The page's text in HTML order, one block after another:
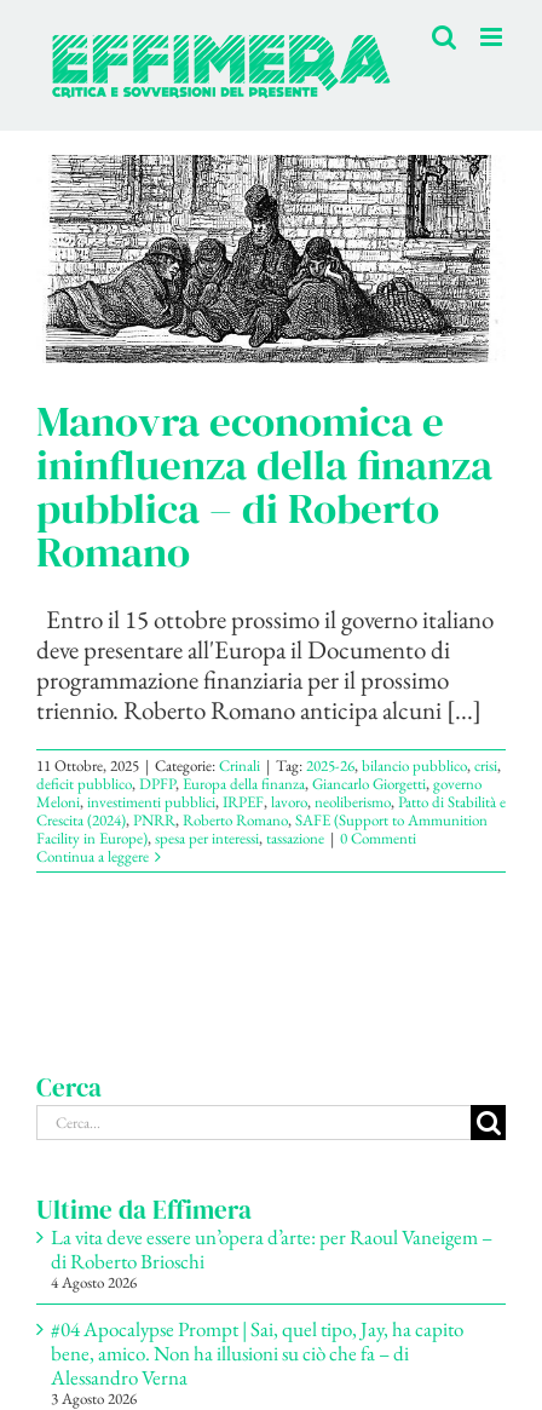
contenuto
Manovra economica e
ininfluenza della finanza
pubblica – di Roberto
Romano
Entro il 15 ottobre prossimo il governo italiano
deve presentare all'Europa il Documento di
programmazione finanziaria per il prossimo
triennio. Roberto Romano anticipa alcuni [...]
11 Ottobre, 2025 | Categorie:Crinali | Tag:2025-26,bilancio pubblico,crisi,
deficit pubblico,DPFP,Europa della finanza,Giancarlo Giorgetti,governo
Meloni,investimenti pubblici,IRPEF,lavoro,neoliberismo,Patto di Stabilità e
Crescita (2024),PNRR,Roberto Romano,SAFE (Support to Ammunition
Facility in Europe),spesa per interessi,tassazione | 0 Commenti
Continua a leggere
Cerca
Cerca
per:
Ultime da Effimera
La vita deve essere un’opera d’arte: per Raoul Vaneigem –
di Roberto Brioschi
4 Agosto 2026
#04 Apocalypse Prompt | Sai, quel tipo, Jay, ha capito
bene, amico. Non ha illusioni su ciò che fa – di
Alessandro Verna
3 Agosto 2026